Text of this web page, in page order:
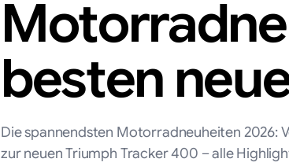
besten
Die spannendsten Motorradneuheiten 2026:
zur neuen Triumph Tracker 400 – alle